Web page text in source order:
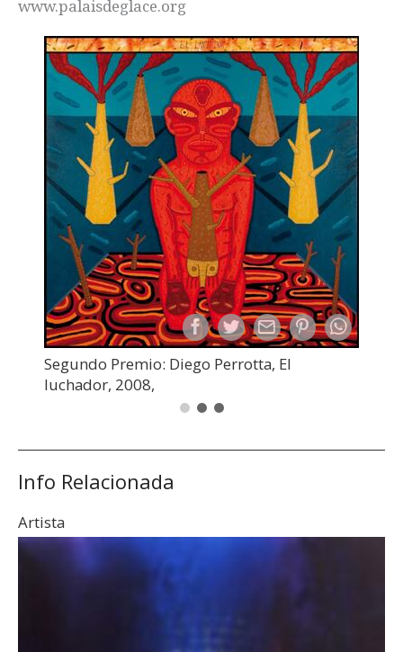
www.palaisdeglace.org
Segundo Premio: Diego Perrotta, El
luchador, 2008,
Info Relacionada
Artista